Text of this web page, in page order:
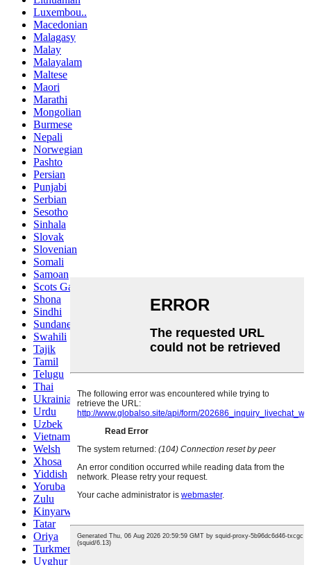
Luxembou..
Macedonian
Malagasy
Malay
Malayalam
Maltese
Maori
Marathi
Mongolian
Burmese
Nepali
Norwegian
Pashto
Persian
Punjabi
Serbian
Sesotho
Sinhala
Slovak
Slovenian
Somali
Samoan
Scots Gaelic
Shona
Sindhi
Sundanese
Swahili
Tajik
Tamil
Telugu
Thai
Ukrainian
Urdu
Uzbek
Vietnamese
Welsh
Xhosa
Yiddish
Yoruba
Zulu
Kinyarwanda
Tatar
Oriya
Turkmen
Uyghur